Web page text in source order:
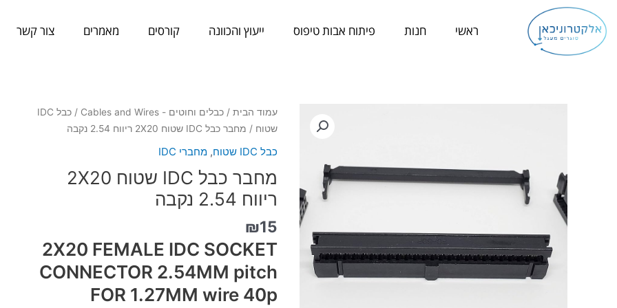
לתוכן
ראשי חנות פיתוח אבות טיפוס ייעוץ והכוונה קורסים מאמרים צור קשר
עמוד הבית/ כבלים וחוטים - Cables and Wires /
כבל IDC
שטוח / מחבר כבל IDC שטוח 2X20 ריווח 2.54 נקבה
כבל IDC שטוח , מחברי IDC
מחבר כבל IDC שטוח 2X20
ריווח 2.54 נקבה
₪15
2X20 FEMALE IDC SOCKET
CONNECTOR 2.54MM pitch
FOR 1.27MM wire 40p
כמות
של
מחבר
IDC
שטוח
2X20
ריווח
2.54
נקבה